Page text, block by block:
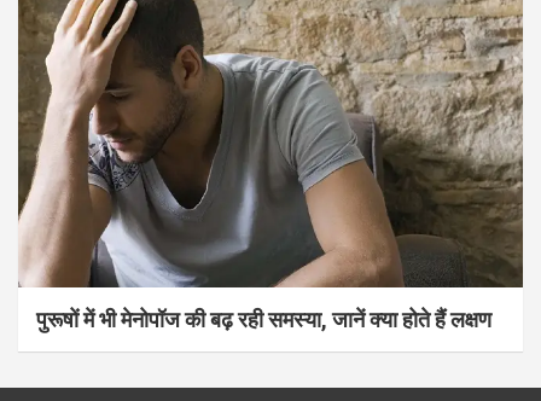
पुरूषों में भी मेनोपॉज की बढ़ रही समस्या, जानें क्या होते हैं लक्षण